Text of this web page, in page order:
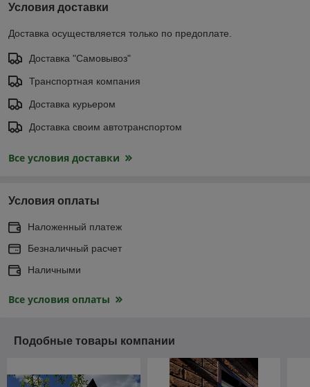
Условия доставки
Доставка осуществляется только по предоплате.
Доставка "Самовывоз"
Транспортная компания
Доставка курьером
Доставка своим автотранспортом
Все условия доставки
Условия оплаты
Наложенный платеж
Безналичный расчет
Наличными
Все условия оплаты
Подобные товары компании